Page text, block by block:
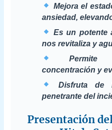
Mejora el
ansiedad,
Es un potente
nos revitaliza y
Permite
concentración y
Disfruta de
penetrante del
Presentación